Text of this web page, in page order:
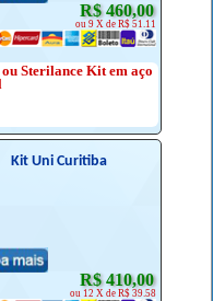
R$ 460,00
ou 9 X de R$ 51.11
Sterilance Kit em aço
Kit Uni Curitiba
R$ 410,00
ou 12 X de R$ 39.58